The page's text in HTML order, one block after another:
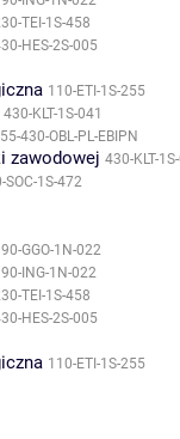
TEI-1S-458
HES-2S-005
110-ETI-1S-255
430-KLT-1S-041
430-OBL-PL-EBIPN
zawodowej 430-KLT-
SOC-1S-472
GGO-1N-022
ING-1N-022
TEI-1S-458
HES-2S-005
110-ETI-1S-255